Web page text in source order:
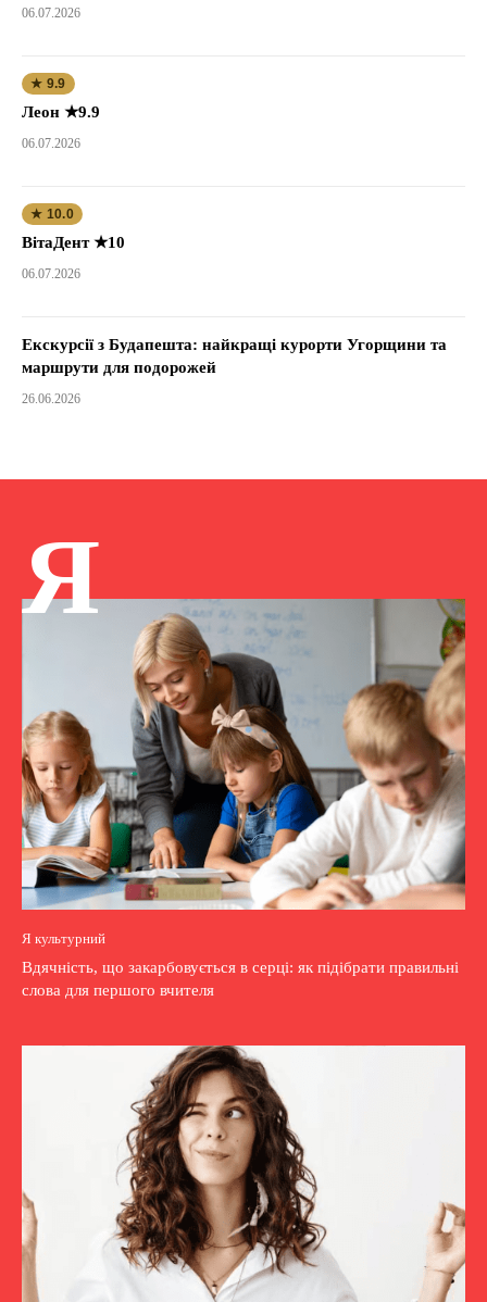
06.07.2026
★ 9.9
Леон ★9.9
06.07.2026
★ 10.0
ВітаДент ★10
06.07.2026
Екскурсії з Будапешта: найкращі курорти Угорщини та
маршрути для подорожей
26.06.2026
Я
Я культурний
Вдячність, що закарбовується в серці: як підібрати правильні
слова для першого вчителя